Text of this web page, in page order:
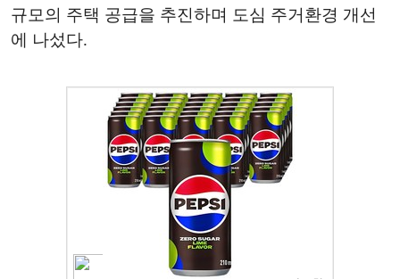
규모의 주택 공급을 추진하며 도심 주거환경 개선
에 나섰다.